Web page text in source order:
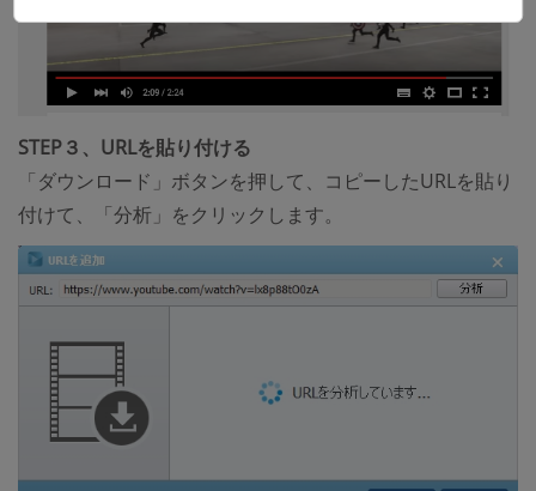
STEP３、URLを貼り付ける
「ダウンロード」ボタンを押して、コピーしたURLを貼り
付けて、「分析」をクリックします。